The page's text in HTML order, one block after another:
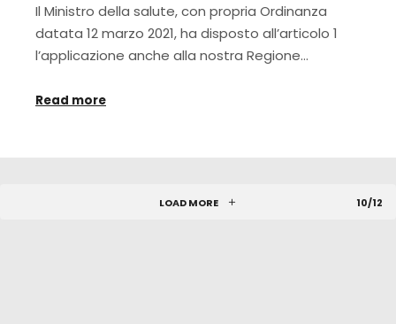
Il Ministro della salute, con propria Ordinanza
datata 12 marzo 2021, ha disposto all’articolo 1
l’applicazione anche alla nostra Regione…
Read more
LOAD MORE 10/12